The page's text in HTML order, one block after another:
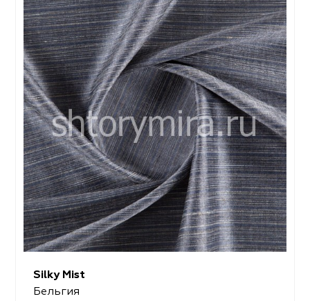
Silky Mist
Бельгия